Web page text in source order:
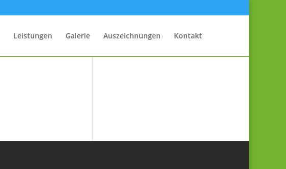
Leistungen Galerie Auszeichnungen Kontakt